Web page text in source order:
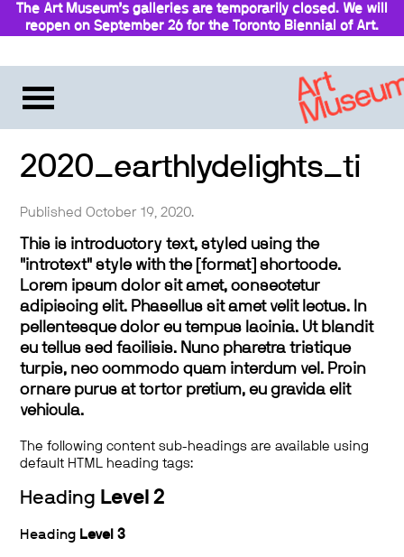
The Art Museum’s galleries are temporarily closed. We will
reopen on September 26 for the Toronto Biennial of Art.
2020_earthlydelights_ti
Published October 19, 2020.
This is introductory text, styled using the
"introtext" style with the [format] shortcode.
Lorem ipsum dolor sit amet, consectetur
adipiscing elit. Phasellus sit amet velit lectus. In
pellentesque dolor eu tempus lacinia. Ut blandit
eu tellus sed facilisis. Nunc pharetra tristique
turpis, nec commodo quam interdum vel. Proin
ornare purus at tortor pretium, eu gravida elit
vehicula.
The following content sub-headings are available using
default HTML heading tags:
Heading Level 2
Heading Level 3